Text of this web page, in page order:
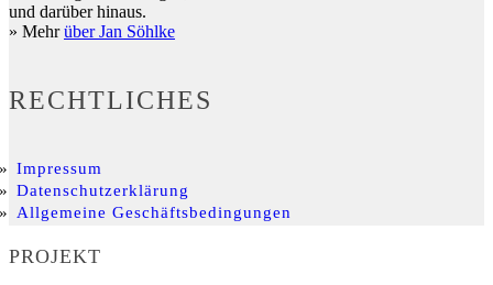
und darüber hinaus.
» Mehrüber Jan Söhlke
RECHTLICHES
Impressum
Datenschutzerklärung
Allgemeine Geschäftsbedingungen
PROJEKT